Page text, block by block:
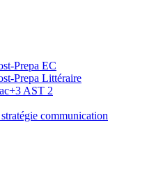
Prepa EC
Prepa Littéraire
AST 2
communication